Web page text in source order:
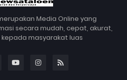
Media Online yang
secara mudah, cepat, akurat,
masyarakat luas